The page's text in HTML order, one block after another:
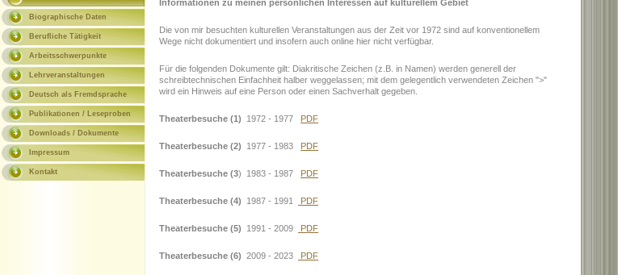
Biographische Daten
Berufliche Tätigkeit
Arbeitsschwerpunkte
Lehrveranstaltungen
Deutsch als Fremdsprache
Publikationen / Leseproben
Downloads / Dokumente
Impressum
Kontakt
Informationen zu meinen persönlichen Interessen auf kulturellem Gebiet
Die von mir besuchten kulturellen Veranstaltungen aus der Zeit vor 1972 sind auf konventionellem
Wege nicht dokumentiert und insofern auch online hier nicht verfügbar.
Für die folgenden Dokumente gilt: Diakritische Zeichen (z.B. in Namen) werden generell der
schreibtechnischen Einfachheit halber weggelassen; mit dem gelegentlich verwendeten Zeichen ">"
wird ein Hinweis auf eine Person oder einen Sachverhalt gegeben.
Theaterbesuche (1) 1972 - 1977 PDF
Theaterbesuche (2) 1977 - 1983 PDF
Theaterbesuche (3) 1983 - 1987 PDF
Theaterbesuche (4) 1987 - 1991 PDF
Theaterbesuche (5) 1991 - 2009 PDF
Theaterbesuche (6) 2009 - 2023 PDF